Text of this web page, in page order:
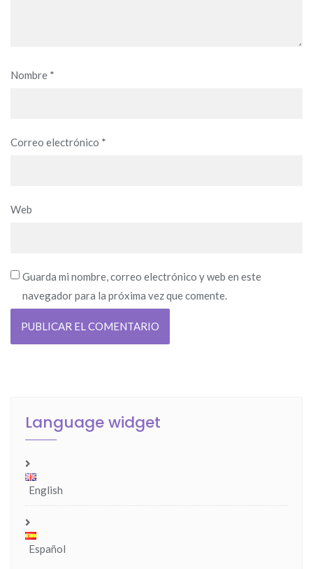
Nombre *
Correo electrónico *
Web
Guarda mi nombre, correo electrónico y web en este
navegador para la próxima vez que comente.
Language widget
English
Español